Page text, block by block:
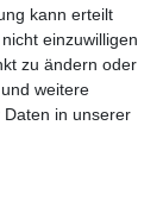
kann erteilt
einzuwilligen
zu ändern oder
und weitere
in unserer